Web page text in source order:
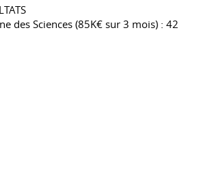
des Sciences (85K€ sur 3 mois) : 42